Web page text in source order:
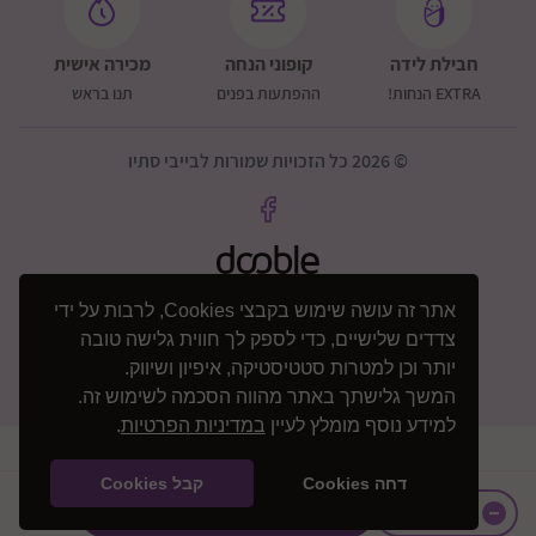
אתר זה עושה שימוש בקבצי Cookies, לרבות על ידי
צדדים שלישיים, כדי לספק לך חווית גלישה טובה
יותר וכן למטרות סטטיסטיקה, איפיון ושיווק.
המשך גלישתך באתר מהווה הסכמה לשימוש זה.
למידע נוסף מומלץ לעיין במדיניות הפרטיות.
דחה Cookies קבל Cookies
הוספה לסל 2890
שומרון - מערבית לכביש 465, כביש 5 מערבית לאריאל,
כביש 55 מערבית לקרני שומרון
תוספת 200 שקלים: כביש 60 + איזור כביש 5 בין עלי ליצהר
תוספת 200 שקלים גליל עליון ורמת הגולן (מצריך אישור
חבילת לידה
EXTRA הנחות!
קופוני הנחה
ההפתעות בפנים
מכירה אישית
תנו בראש
© 2026 כל הזכויות שמורות לבייבי סתיו